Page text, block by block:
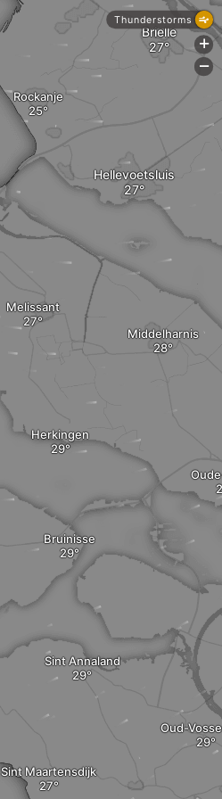
Bruinisse
Herkingen
Melissant
Hellevoetsluis
Middelharnis
Sint Maartensdijk
Sint Annaland
Oud-
Brielle
Rockanje
Thunderstorms
+
-